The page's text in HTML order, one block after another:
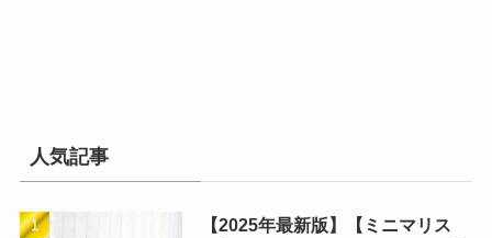
人気記事
【2025年最新版】【ミニマリス